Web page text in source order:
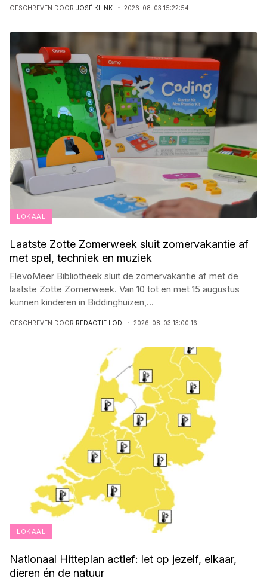
GESCHREVEN DOOR JOSÉ KLINK 2026-08-03 15:22:54
LOKAAL
Laatste Zotte Zomerweek sluit zomervakantie af
met spel, techniek en muziek
FlevoMeer Bibliotheek sluit de zomervakantie af met de
laatste Zotte Zomerweek. Van 10 tot en met 15 augustus
kunnen kinderen in Biddinghuizen, ...
GESCHREVEN DOOR REDACTIE LOD 2026-08-03 13:00:16
LOKAAL
Nationaal Hitteplan actief: let op jezelf, elkaar,
dieren én de natuur